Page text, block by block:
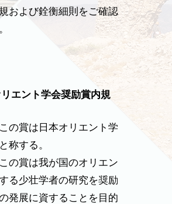
および銓衡細則をご確認
リエント学会奨励賞内規
の賞は日本オリエント学
称する。
の賞は我が国のオリエン
る少壮学者の研究を奨励
発展に資することを目的